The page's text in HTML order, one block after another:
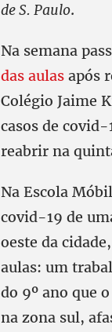
de S. Paulo.
Na semana
das aulas após
Colégio Jaime
casos de
reabrir na
Na Escola
covid-19 de
oeste da
aulas: um
do 9º ano que
na zona sul,